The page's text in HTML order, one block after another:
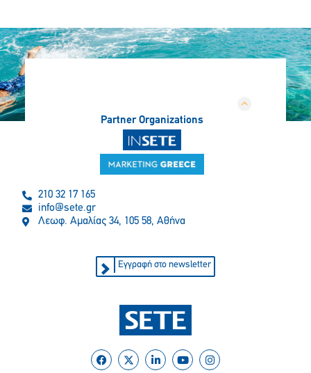
Partner Organizations
210 32 17 165
info@sete.gr
Λεωφ. Αμαλίας 34, 105 58, Αθήνα
Εγγραφή στο newsletter